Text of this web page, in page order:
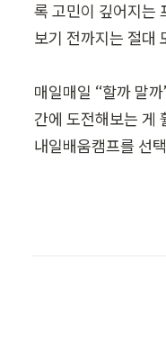
록 고민이 깊어지는
보기 전까지는 절대
매일매일 “할까 말
간에 도전해보는 게
내일배움캠프를 선